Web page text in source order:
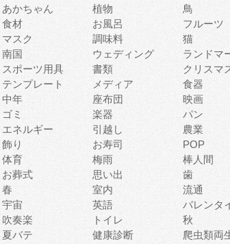
あかちゃん 植物 鳥
食材 お風呂 フルーツ
マスク 調味料 猫
南国 ウェディング ランドマ
スポーツ用具 書類 クリスマ
テンプレート メディア 食器
中年 座布団 映画
ゴミ 楽器 パン
エネルギー 引越し 農業
飾り お寿司 POP
体育 梅雨 棒人間
お葬式 思い出 歯
春 室内 流通
宇宙 英語 バレンタ
吹奏楽 トイレ 秋
夏バテ 健康診断 爬虫類両